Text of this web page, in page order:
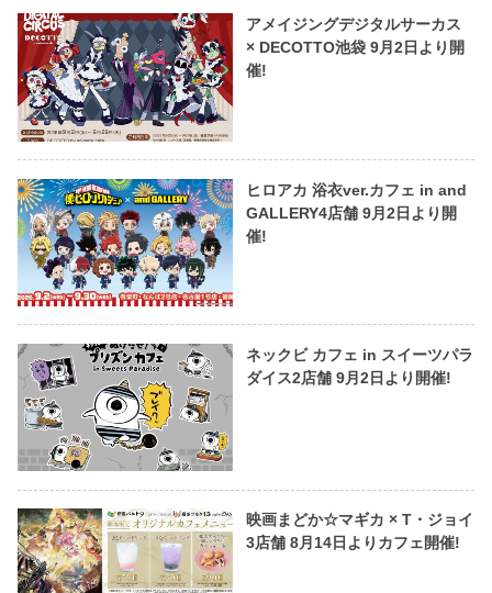
アメイジングデジタルサーカス
× DECOTTO池袋 9月2日より開
催!
ヒロアカ 浴衣ver.カフェ in and
GALLERY4店舗 9月2日より開
催!
ネックビ カフェ in スイーツパラ
ダイス2店舗 9月2日より開催!
映画まどか☆マギカ × T・ジョイ
3店舗 8月14日よりカフェ開催!